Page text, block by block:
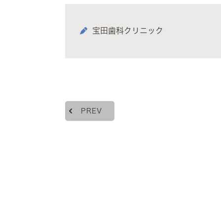
宝田歯科クリニック
PREV